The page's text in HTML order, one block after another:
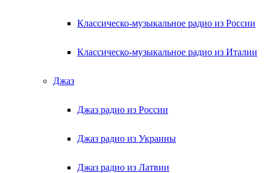
Классическо-музыкальное радио из России
Классическо-музыкальное радио из Италии
Джаз
Джаз радио из России
Джаз радио из Украины
Джаз радио из Латвии